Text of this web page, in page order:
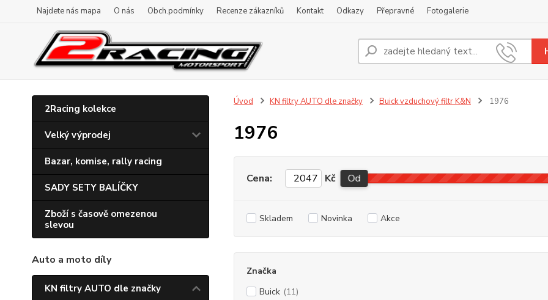
Najdete nás mapa O nás Obch.podmínky Recenze zákazníků Kontakt Odkazy Přepravné Fotogalerie
2Racing kolekce
Velký výprodej
Bazar, komise, rally racing
SADY SETY BALÍČKY
Zboží s časově omezenou
slevou
Auto a moto díly
KN filtry AUTO dle značky
Úvod KN filtry AUTO dle značky Buick vzduchový filtr K&N 1976
1976
Cena: Kč Od
Skladem Novinka Akce
Značka
Buick (11)